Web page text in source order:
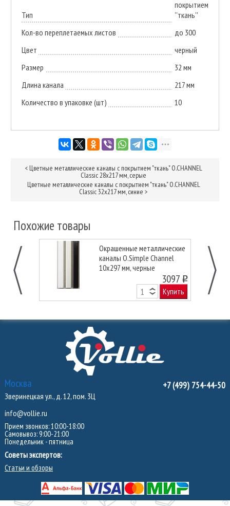
Тип
покрытием
''ткань''
Кол-во переплетаемых листов
до 300
Цвет
черный
Размер
32 мм
Длина канала
217 мм
Количество в упаковке (шт)
10
< Цветные металлические каналы с покрытием "ткань" O.CHANNEL
Classic 28х217 мм, серые
Цветные металлические каналы с покрытием "ткань" O.CHANNEL
Classic 32х217 мм, синие >
Похожие товары
Окрашенные металлические
каналы O.Simple Channel
10х297 мм, черные
3097 o
Купить
Москва
Зверинецкая ул., д. 12, пом. 3Ц
info@vollie.ru
Прием звонков: 10:00-18:00
Самовывоз: 9:00-21:00
Понедельник - пятница
Советы экспертов:
Статьи и обзоры
+7 (499) 754-44-50